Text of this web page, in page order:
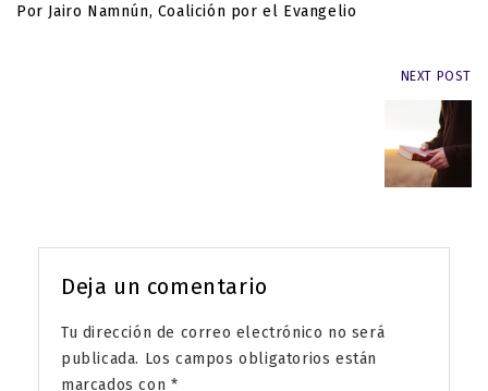
Por Jairo Namnún, Coalición por el Evangelio
NEXT POST
Deja un comentario
Tu dirección de correo electrónico no será
publicada. Los campos obligatorios están
marcados con *